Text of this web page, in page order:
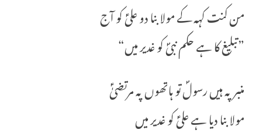
من کنت کہہ کے مولا بنا دو علیؑ کو آج
”تبلیٖغ کا ہے حکم نبیؐ کو غدیر میں“
منبر پہ ہیں رسولؐ تو ہاتھوں پہ مرتضیٰؑ
مولا بنا دیا ہے علیؑ کو غدیر میں